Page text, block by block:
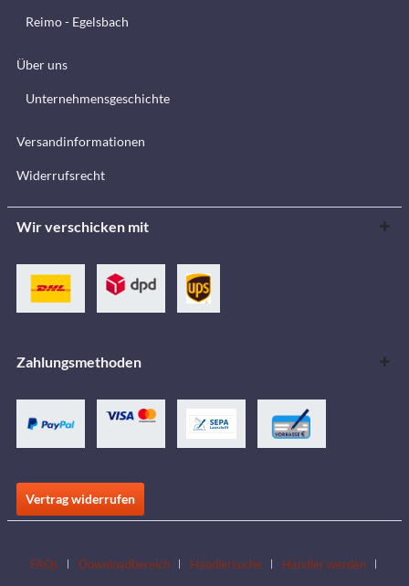
Reimo - Egelsbach
Über uns
Unternehmensgeschichte
Versandinformationen
Widerrufsrecht
Wir verschicken mit
Zahlungsmethoden
Vertrag widerrufen
FAQs Downloadbereich Händlersuche Händler werden